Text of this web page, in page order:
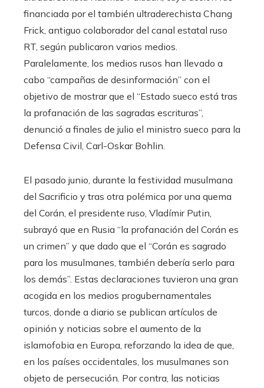
financiada por el también ultraderechista Chang
Frick, antiguo colaborador del canal estatal ruso
RT, según publicaron varios medios.
Paralelamente, los medios rusos han llevado a
cabo “campañas de desinformación” con el
objetivo de mostrar que el “Estado sueco está tras
la profanación de las sagradas escrituras”,
denunció a finales de julio el ministro sueco para la
Defensa Civil, Carl-Oskar Bohlin.
El pasado junio, durante la festividad musulmana
del Sacrificio y tras otra polémica por una quema
del Corán, el presidente ruso, Vladímir Putin,
subrayó que en Rusia “la profanación del Corán es
un crimen” y que dado que el “Corán es sagrado
para los musulmanes, también debería serlo para
los demás”. Estas declaraciones tuvieron una gran
acogida en los medios progubernamentales
turcos, donde a diario se publican artículos de
opinión y noticias sobre el aumento de la
islamofobia en Europa, reforzando la idea de que,
en los países occidentales, los musulmanes son
objeto de persecución. Por contra, las noticias